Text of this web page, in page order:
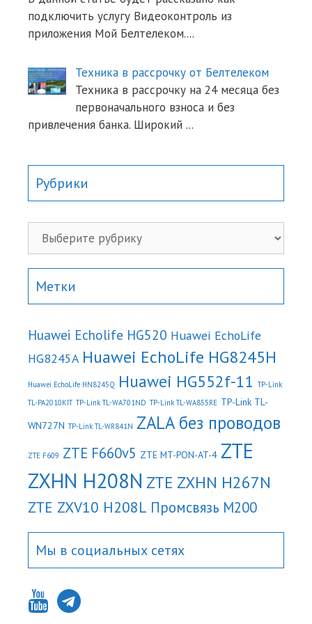
подключить услугу Видеоконтроль из
приложения Мой Белтелеком....
Техника в рассрочку от Белтелеком
Техника в рассрочку на 24 месяца без
первоначального взноса и без
привлечения банка. Широкий ...
Рубрики
Рубрики
Метки
Huawei Echolife HG520 Huawei EchoLife
HG8245A Huawei EchoLife HG8245H
Huawei EchoLife HN8245Q Huawei HG552f-11 TP-Link
TL-PA2010KIT TP-Link TL-WA701ND TP-Link TL-WA855RE TP-Link TL-
WN727N TP-Link TL-WR841N ZALA без проводов
ZTE F609 ZTE F660v5 ZTE MT-PON-AT-4 ZTE
ZXHN H208N ZTE ZXHN H267N
ZTE ZXV10 H208L Промсвязь М200
Мы в социальных сетях